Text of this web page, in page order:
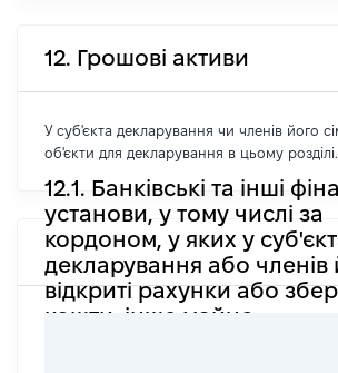
12. Грошові активи
У суб'єкта декларування чи членів його
об'єкти для декларування в цьому розділі.
12.1. Банківські та інші
установи, у тому числі за
кордоном, у яких у
декларування або членів
відкриті рахунки або
кошти, інше майно